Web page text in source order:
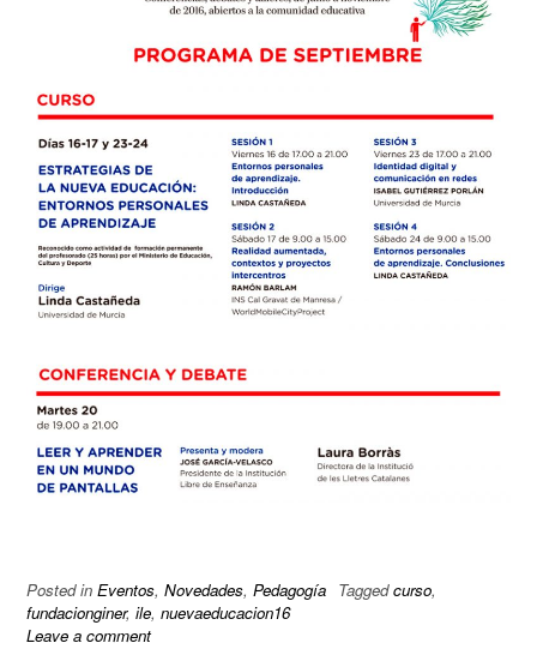
Posted in Eventos, Novedades, Pedagogía Taggedcurso,
fundacionginer, ile, nuevaeducacion16
Leave a comment